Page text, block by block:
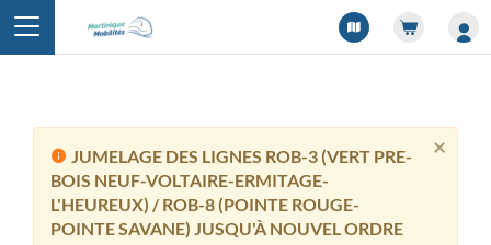
×
JUMELAGE DES LIGNES ROB-3 (VERT PRE-
BOIS NEUF-VOLTAIRE-ERMITAGE-
L'HEUREUX) / ROB-8 (POINTE ROUGE-
POINTE SAVANE) JUSQU'À NOUVEL ORDRE